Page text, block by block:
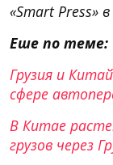
«Smart Press»
Еше по теме:
Грузия и
сфере
В Китае
грузов через